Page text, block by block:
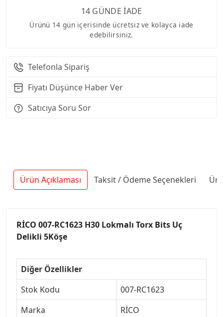
14 GÜNDE İADE
Ürünü 14 gün içerisinde ücretsiz ve kolayca iade
edebilirsiniz.
Telefonla Sipariş
Fiyatı Düşünce Haber Ver
Satıcıya Soru Sor
Ürün Açıklaması Taksit / Ödeme Seçenekleri
RİCO 007-RC1623 H30 Lokmalı Torx Bits Uç
Delikli 5Köşe
Diğer Özellikler
Stok Kodu
007-RC1623
Marka
RİCO